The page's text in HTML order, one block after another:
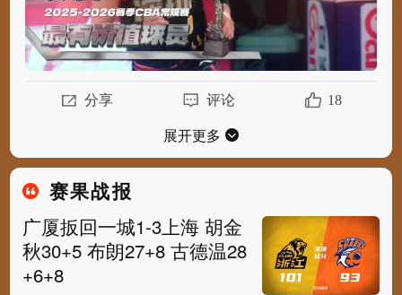
分享 评论 18
展开更多
赛果战报
广厦扳回一城1-3上海 胡金
秋30+5 布朗27+8 古德温28
+6+8